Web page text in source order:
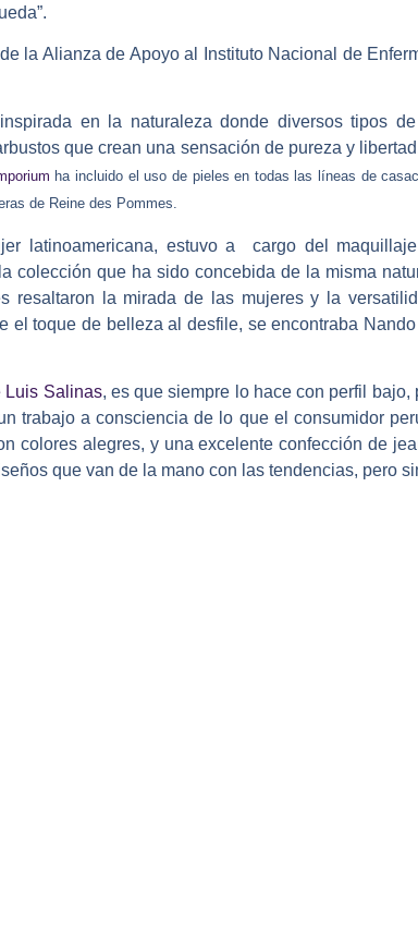
la Alianza de Apoyo al Instituto Nacional de
en la naturaleza donde diversos tipos
que crean una sensación de pureza y
ha incluido el uso de pieles en todas las líneas de
de Reine des Pommes.
latinoamericana, estuvo a cargo del
colección que ha sido concebida de la misma
resaltaron la mirada de las mujeres y la
el toque de belleza al desfile, se encontraba
Luis Salinas, es que siempre lo hace con perfil
trabajo a consciencia de lo que el consumidor
colores alegres, y una excelente confección de
que van de la mano con las tendencias, pero